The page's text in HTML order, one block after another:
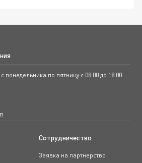
понедельника по пятницу с 08:00 до 18:00
Сотрудничество
Заявка на партнерство